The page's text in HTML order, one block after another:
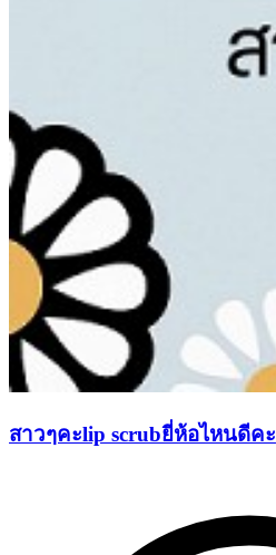
สาวๆคะlip scrubยี่ห้อไหนดีคะ